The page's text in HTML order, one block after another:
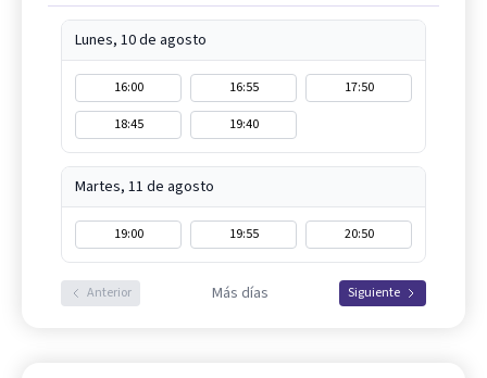
Lunes, 10 de agosto
16:00 16:55
17:50
18:45
19:40
Martes, 11 de agosto
19:00 19:55 20:50
Anterior Más días Siguiente